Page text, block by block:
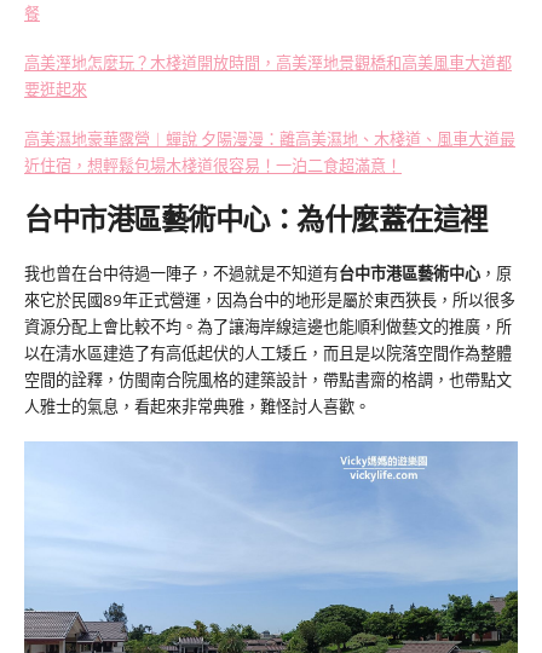
餐
高美溼地怎麼玩？木棧道開放時間，高美溼地景觀橋和高美風車大道都
要逛起來
高美濕地豪華露營︱蟬說 夕陽漫漫：離高美濕地、木棧道、風車大道最
近住宿，想輕鬆包場木棧道很容易！一泊二食超滿意！
台中市港區藝術中心：為什麼蓋在這裡
我也曾在台中待過一陣子，不過就是不知道有台中市港區藝術中心，原
來它於民國89年正式營運，因為台中的地形是屬於東西狹長，所以很多
資源分配上會比較不均。為了讓海岸線這邊也能順利做藝文的推廣，所
以在清水區建造了有高低起伏的人工矮丘，而且是以院落空間作為整體
空間的詮釋，仿閩南合院風格的建築設計，帶點書齋的格調，也帶點文
人雅士的氣息，看起來非常典雅，難怪討人喜歡。